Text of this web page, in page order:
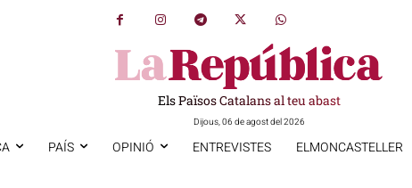
Els Països Catalans al teu abast
Dijous, 06 de agost del 2026
PAÍS OPINIÓ ENTREVISTES ELMONCASTELLER